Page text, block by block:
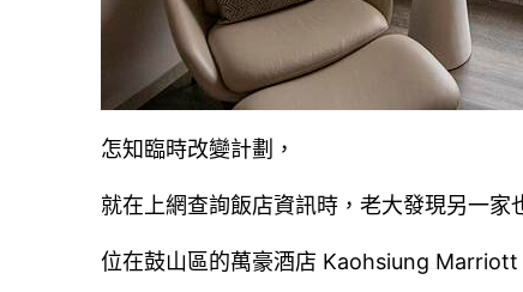
怎知臨時改變計劃，
就在上網查詢飯店資訊時，老大發現另一家
位在鼓山區的萬豪酒店 Kaohsiung Marriott